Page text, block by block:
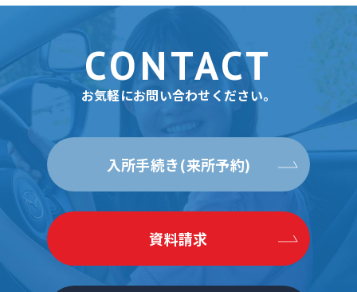
CONTACT
お気軽にお問い合わせください。
入所手続き(来所予約)
資料請求